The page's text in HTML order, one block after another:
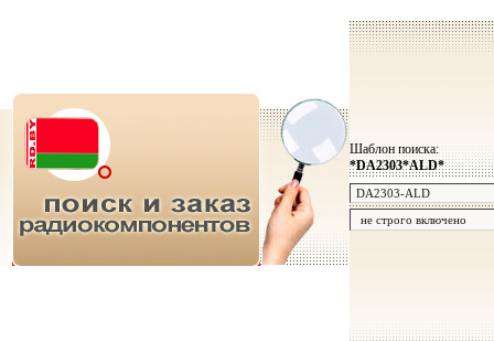
Шаблон поиска:
*DA2303*ALD*